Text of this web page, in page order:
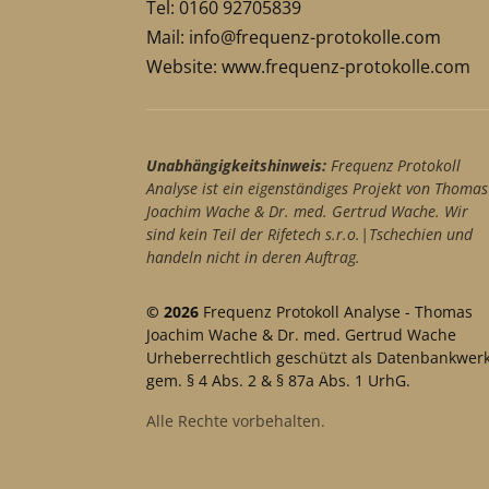
Tel: 0160 92705839
Mail: info@frequenz-protokolle.com
Website:www.frequenz-protokolle.com
Unabhängigkeitshinweis: Frequenz Protokoll
Analyse ist ein eigenständiges Projekt von Thomas
Joachim Wache & Dr. med. Gertrud Wache. Wir
sind kein Teil der Rifetech s.r.o.|Tschechien und
handeln nicht in deren Auftrag.
© 2026 Frequenz Protokoll Analyse - Thomas
Joachim Wache & Dr. med. Gertrud Wache
Urheberrechtlich geschützt als
gem. § 4 Abs. 2 & § 87a Abs. 1 UrhG.
Alle Rechte vorbehalten.